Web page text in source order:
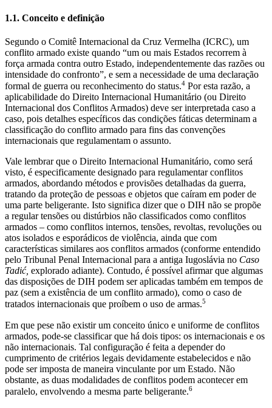
1.1. Conceito e definição
Segundo o Comitê Internacional da Cruz Vermelha (ICRC), um
conflito armado existe quando “um ou mais Estados recorrem à
força armada contra outro Estado, independentemente das razões ou
intensidade do confronto”, e sem a necessidade de uma declaração
formal de guerra ou reconhecimento do status.4 Por esta razão, a
aplicabilidade do Direito Internacional Humanitário (ou Direito
Internacional dos Conflitos Armados) deve ser interpretada caso a
caso, pois detalhes específicos das condições fáticas determinam a
classificação do conflito armado para fins das convenções
internacionais que regulamentam o assunto.
Vale lembrar que o Direito Internacional Humanitário, como será
visto, é especificamente designado para regulamentar conflitos
armados, abordando métodos e provisões detalhadas da guerra,
tratando da proteção de pessoas e objetos que caíram em poder de
uma parte beligerante. Isto significa dizer que o DIH não se propõe
a regular tensões ou distúrbios não classificados como conflitos
armados – como conflitos internos, tensões, revoltas, revoluções ou
atos isolados e esporádicos de violência, ainda que com
características similares aos conflitos armados (conforme entendido
pelo Tribunal Penal Internacional para a antiga Iugoslávia no Caso
Tadić, explorado adiante). Contudo, é possível afirmar que algumas
das disposições de DIH podem ser aplicadas também em tempos de
paz (sem a existência de um conflito armado), como o caso de
tratados internacionais que proíbem o uso de armas.5
Em que pese não existir um conceito único e uniforme de conflitos
armados, pode-se classificar que há dois tipos: os internacionais e os
não internacionais. Tal configuração é feita a depender do
cumprimento de critérios legais devidamente estabelecidos e não
pode ser imposta de maneira vinculante por um Estado. Não
obstante, as duas modalidades de conflitos podem acontecer em
paralelo, envolvendo a mesma parte beligerante.6